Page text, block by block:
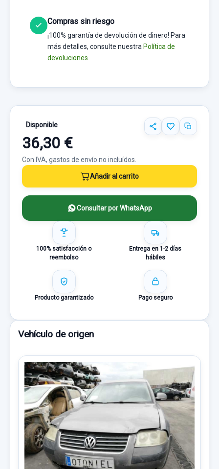
Compras sin riesgo
¡100% garantía de devolución de dinero! Para
más detalles, consulte nuestra Política de
devoluciones
Disponible
36,30 €
Con IVA, gastos de envío no incluídos.
Añadir al carrito
Consultar por WhatsApp
100% satisfacción o
reembolso
Entrega en 1-2 días
hábiles
Producto garantizado Pago seguro
Vehículo de origen